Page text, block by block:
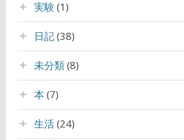
実験 (1)
日記(38)
未分類(8)
本 (7)
生活(24)